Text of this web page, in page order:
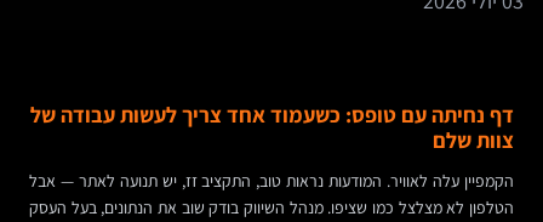
דף נחיתה עם טופס: כשעמוד אחד צריך לעשות עבודה של
צוות שלם
הקמפיין עלה לאוויר. המודעות נראות טוב, התקציב זז, יש תנועה לאתר — אבל
הטלפון לא מצלצל כמו שציפו. מנהל השיווק בודק שוב את הנתונים, בעל העסק